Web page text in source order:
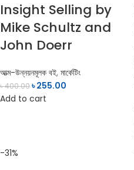
Insight Selling by
Mike Schultz and
John Doerr
আত্ম-উন্নয়নমূলক বই, মার্কেটিং
৳400.00৳255.00
Add to cart
-31%